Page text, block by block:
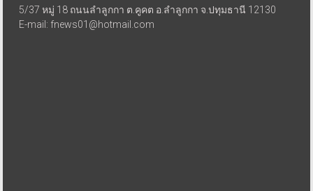
5/37 หมู่ 18 ถนนลำลูกกา ต.คูคต อ.ลำลูกกา จ.ปทุมธานี 12130
E-mail: fnews01@hotmail.com